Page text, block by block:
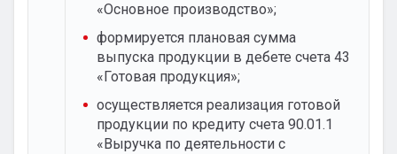
«Основное производство»;
формируется плановая сумма
выпуска продукции в дебете счета 43
«Готовая продукция»;
осуществляется реализация готовой
продукции по кредиту счета 90.01.1
«Выручка по деятельности с